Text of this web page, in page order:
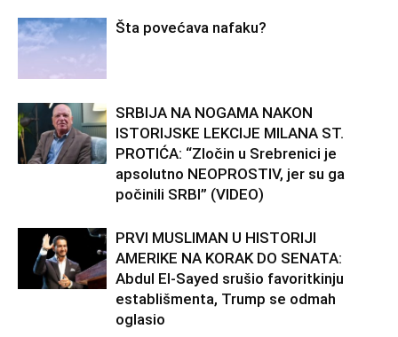
Šta povećava nafaku?
SRBIJA NA NOGAMA NAKON
ISTORIJSKE LEKCIJE MILANA ST.
PROTIĆA: “Zločin u Srebrenici je
apsolutno NEOPROSTIV, jer su ga
počinili SRBI” (VIDEO)
PRVI MUSLIMAN U HISTORIJI
AMERIKE NA KORAK DO SENATA:
Abdul El-Sayed srušio favoritkinju
establišmenta, Trump se odmah
oglasio